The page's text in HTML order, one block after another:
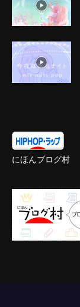
にほんブログ村